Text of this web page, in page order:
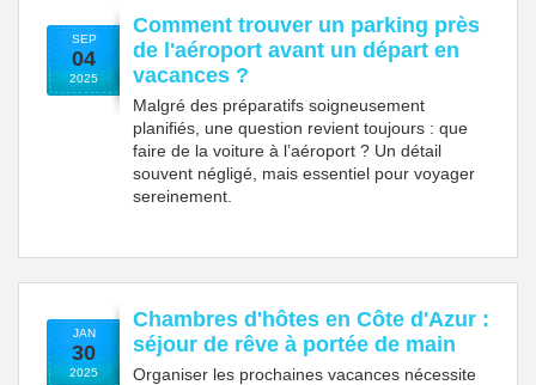
SEP
04
2025
Comment trouver un parking près
de l'aéroport avant un départ en
vacances ?
Malgré des préparatifs soigneusement
planifiés, une question revient toujours : que
faire de la voiture à l’aéroport ? Un détail
souvent négligé, mais essentiel pour voyager
sereinement.
JAN
30
2025
Chambres d'hôtes en Côte d'Azur :
séjour de rêve à portée de main
Organiser les prochaines vacances nécessite